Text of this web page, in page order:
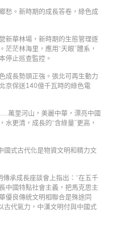
愁。新時期的成長答卷，綠色成
新華林場，新時期的生態管理逐
茫林海里，應用“天眼”體系，
停止巡查監控。
成長勢頭正強。張北可再生動力
京保送140億千瓦時的綠色電
萬里河山，美麗中華，漂亮中國
更清，成長的“含綠量”更高，
國式古代化是物資文明和精力文
承成長座談會上指出：“在五千
中國特點社會主義，把馬克思主
優良傳統文明相聯合是殊途同
古代氣力，中漢文明付與中國式